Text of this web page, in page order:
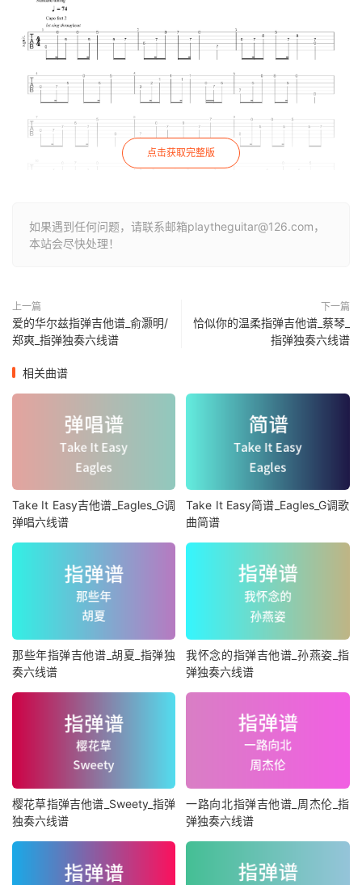
点击获取完整版
如果遇到任何问题，请联系邮箱playtheguitar@126.com，
本站会尽快处理！
上一篇
爱的华尔兹指弹吉他谱_俞灏明/
郑爽_指弹独奏六线谱
下一篇
恰似你的温柔指弹吉他谱_蔡琴_
指弹独奏六线谱
相关曲谱
Take It Easy吉他谱_Eagles_G调
弹唱六线谱
Take It Easy简谱_Eagles_G调歌
曲简谱
那些年指弹吉他谱_胡夏_指弹独
奏六线谱
我怀念的指弹吉他谱_孙燕姿_指
弹独奏六线谱
樱花草指弹吉他谱_Sweety_指弹
独奏六线谱
一路向北指弹吉他谱_周杰伦_指
弹独奏六线谱